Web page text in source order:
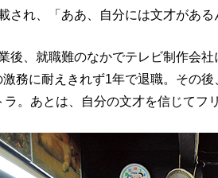
され、「ああ、自分には文才がある
後、就職難のなかでテレビ制作会
激務に耐えきれず1年で退職。その
ラ。あとは、自分の文才を信じてフ